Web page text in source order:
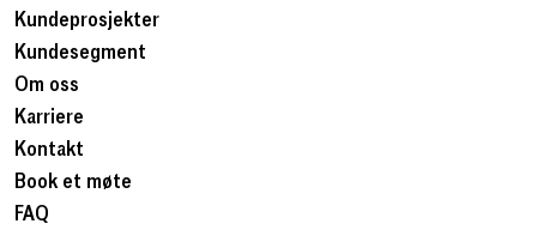
Kundeprosjekter
Kundesegment
Om oss
Karriere
Kontakt
Book et møte
FAQ